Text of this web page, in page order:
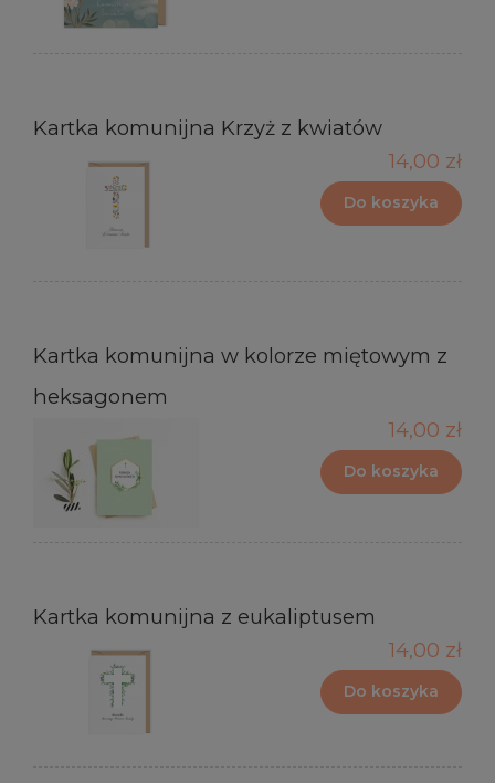
Kartka komunijna Krzyż z kwiatów
14,00 zł
Do koszyka
Kartka komunijna w kolorze miętowym z
heksagonem
14,00 zł
Do koszyka
Kartka komunijna z eukaliptusem
14,00 zł
Do koszyka